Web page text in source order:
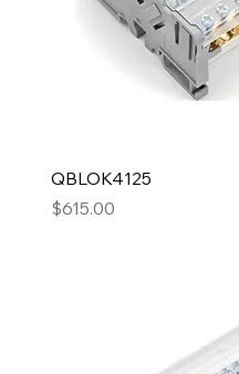
QBLOK4125
Precio
$615.00